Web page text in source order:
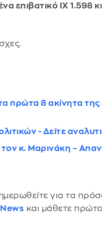
επιβατικό ΙΧ 1.598
πρώτα 8 ακίνητα της
- Δείτε
κ. Μαρινάκη –
για τα
και μάθετε